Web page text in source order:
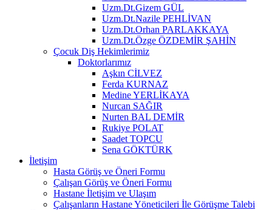
Uzm.Dt.Gizem GÜL
Uzm.Dt.Nazile PEHLİVAN
Uzm.Dt.Orhan PARLAKKAYA
Uzm.Dt.Özge ÖZDEMİR ŞAHİN
Çocuk Diş Hekimlerimiz
Doktorlarımız
Aşkın CİLVEZ
Ferda KURNAZ
Medine YERLİKAYA
Nurcan SAĞIR
Nurten BAL DEMİR
Rukiye POLAT
Saadet TOPCU
Sena GÖKTÜRK
İletişim
Hasta Görüş ve Öneri Formu
Çalışan Görüş ve Öneri Formu
Hastane İletişim ve Ulaşım
Çalışanların Hastane Yöneticileri İle Görüşme Talebi